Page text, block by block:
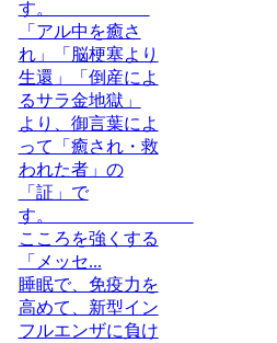
す。
「アル中を癒さ
れ」「脳梗塞より
生還」「倒産によ
るサラ金地獄」
より、御言葉によ
って「癒され・救
われた者」の
「証」で
す。
こころを強くする
「メッセ...
睡眠で、免疫力を
高めて、新型イン
フルエンザに負け